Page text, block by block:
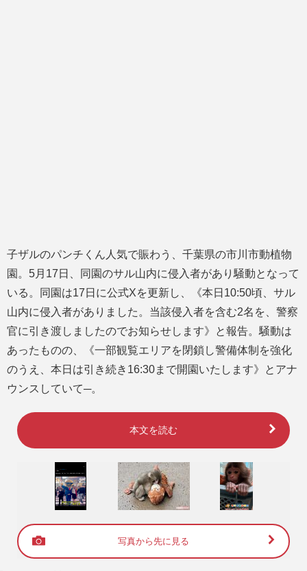
子ザルのパンチくん人気で賑わう、千葉県の市川市動植物
園。5月17日、同園のサル山内に侵入者があり騒動となって
いる。同園は17日に公式Xを更新し、《本日10:50頃、サル
山内に侵入者がありました。当該侵入者を含む2名を、警察
官に引き渡しましたのでお知らせします》と報告。騒動は
あったものの、《一部観覧エリアを閉鎖し警備体制を強化
のうえ、本日は引き続き16:30まで開園いたします》とアナ
ウンスしていて─。
本文を読む
写真から先に見る